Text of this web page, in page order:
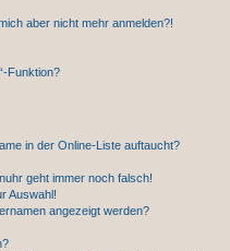
aber nicht mehr anmelden?!
Funktion?
in der Online-Liste auftaucht?
geht immer noch falsch!
Auswahl!
angezeigt werden?